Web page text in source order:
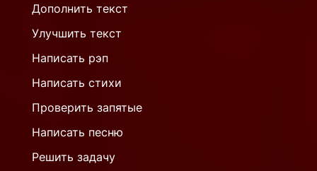
Дополнить текст
Улучшить текст
Написать рэп
Написать стихи
Проверить запятые
Написать песню
Решить задачу